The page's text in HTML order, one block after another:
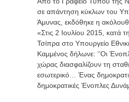
σε απάντηση κύκλων του
Άμυνας, εκδόθηκε η
«Στις 2 Ιουλίου 2015, κατά
Τσίπρα στο Υπουργείο
Καμμένος δήλωνε: ‘’Οι
χώρας διασφαλίζουν τη
εσωτερικό… Ένας
δημοκρατικές Ένοπλες